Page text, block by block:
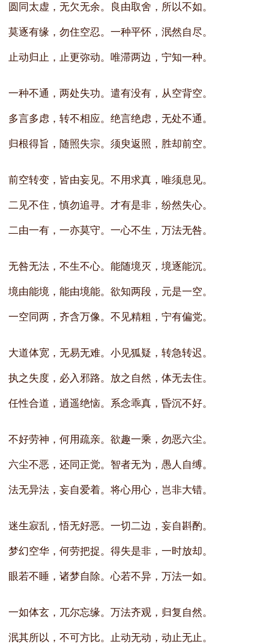
圆同太虚，无欠无余。良由取舍，所以不如。
莫逐有缘，勿住空忍。一种平怀，泯然自尽。
止动归止，止更弥动。唯滞两边，宁知一种。
一种不通，两处失功。遣有没有，从空背空。
多言多虑，转不相应。绝言绝虑，无处不通。
归根得旨，随照失宗。须臾返照，胜却前空。
前空转变，皆由妄见。不用求真，唯须息见。
二见不住，慎勿追寻。才有是非，纷然失心。
二由一有，一亦莫守。一心不生，万法无咎。
无咎无法，不生不心。能随境灭，境逐能沉。
境由能境，能由境能。欲知两段，元是一空。
一空同两，齐含万像。不见精粗，宁有偏党。
大道体宽，无易无难。小见狐疑，转急转迟。
执之失度，必入邪路。放之自然，体无去住。
任性合道，逍遥绝恼。系念乖真，昏沉不好。
不好劳神，何用疏亲。欲趣一乘，勿恶六尘。
六尘不恶，还同正觉。智者无为，愚人自缚。
法无异法，妄自爱着。将心用心，岂非大错。
迷生寂乱，悟无好恶。一切二边，妄自斟酌。
梦幻空华，何劳把捉。得失是非，一时放却。
眼若不睡，诸梦自除。心若不异，万法一如。
一如体玄，兀尔忘缘。万法齐观，归复自然。
泯其所以，不可方比。止动无动，动止无止。